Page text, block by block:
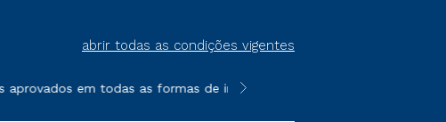
abrir todas as condições vigentes
em todas as formas de ingresso, exceto na prova on-line
**Semipresencial é um formato do